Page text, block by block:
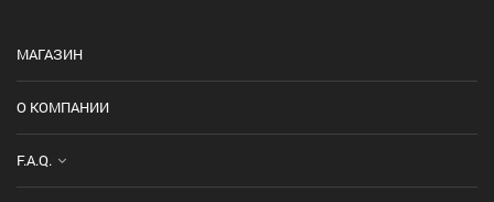
МАГАЗИН
О КОМПАНИИ
F.A.Q.